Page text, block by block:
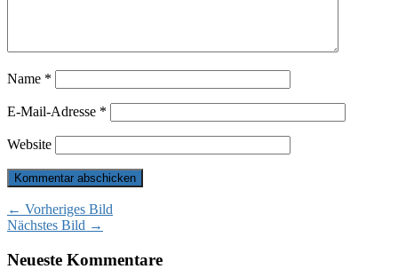
Name *
E-Mail-Adresse *
Website
← Vorheriges Bild
Nächstes Bild →
Neueste Kommentare